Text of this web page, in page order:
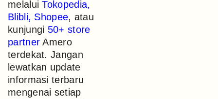
melaluiTokopedia,
Blibli, Shopee, atau
kunjungi 50+ store
partner Amero
terdekat. Jangan
lewatkan update
informasi terbaru
mengenai setiap